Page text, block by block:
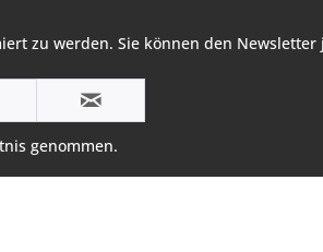
zu werden. Sie können den Newsletter
genommen.